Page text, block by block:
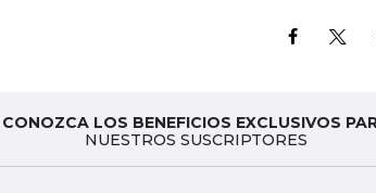
CONOZCA LOS BENEFICIOS EXCLUSIVOS
NUESTROS SUSCRIPTORES